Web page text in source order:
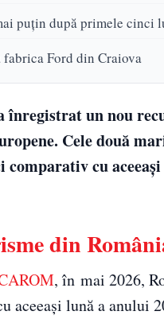
puțin după primele cinci
Ford din Craiova
înregistrat un nou
Cele două
comparativ cu
din
, în mai 2026,
aceeași lună a anului